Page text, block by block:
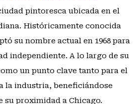
pintoresca ubicada en el
Históricamente conocida
su nombre actual en 1968 para
independiente. A lo largo de su
un punto clave tanto para el
la industria, beneficiándose
su proximidad a Chicago.